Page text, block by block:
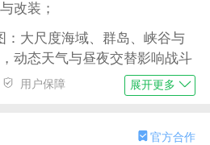
改装；
：大尺度海域、群岛、峡谷与
动态天气与昼夜交替影响战斗
以及高对抗性的PVP空战联赛
用户保障 展开更多
官方合作